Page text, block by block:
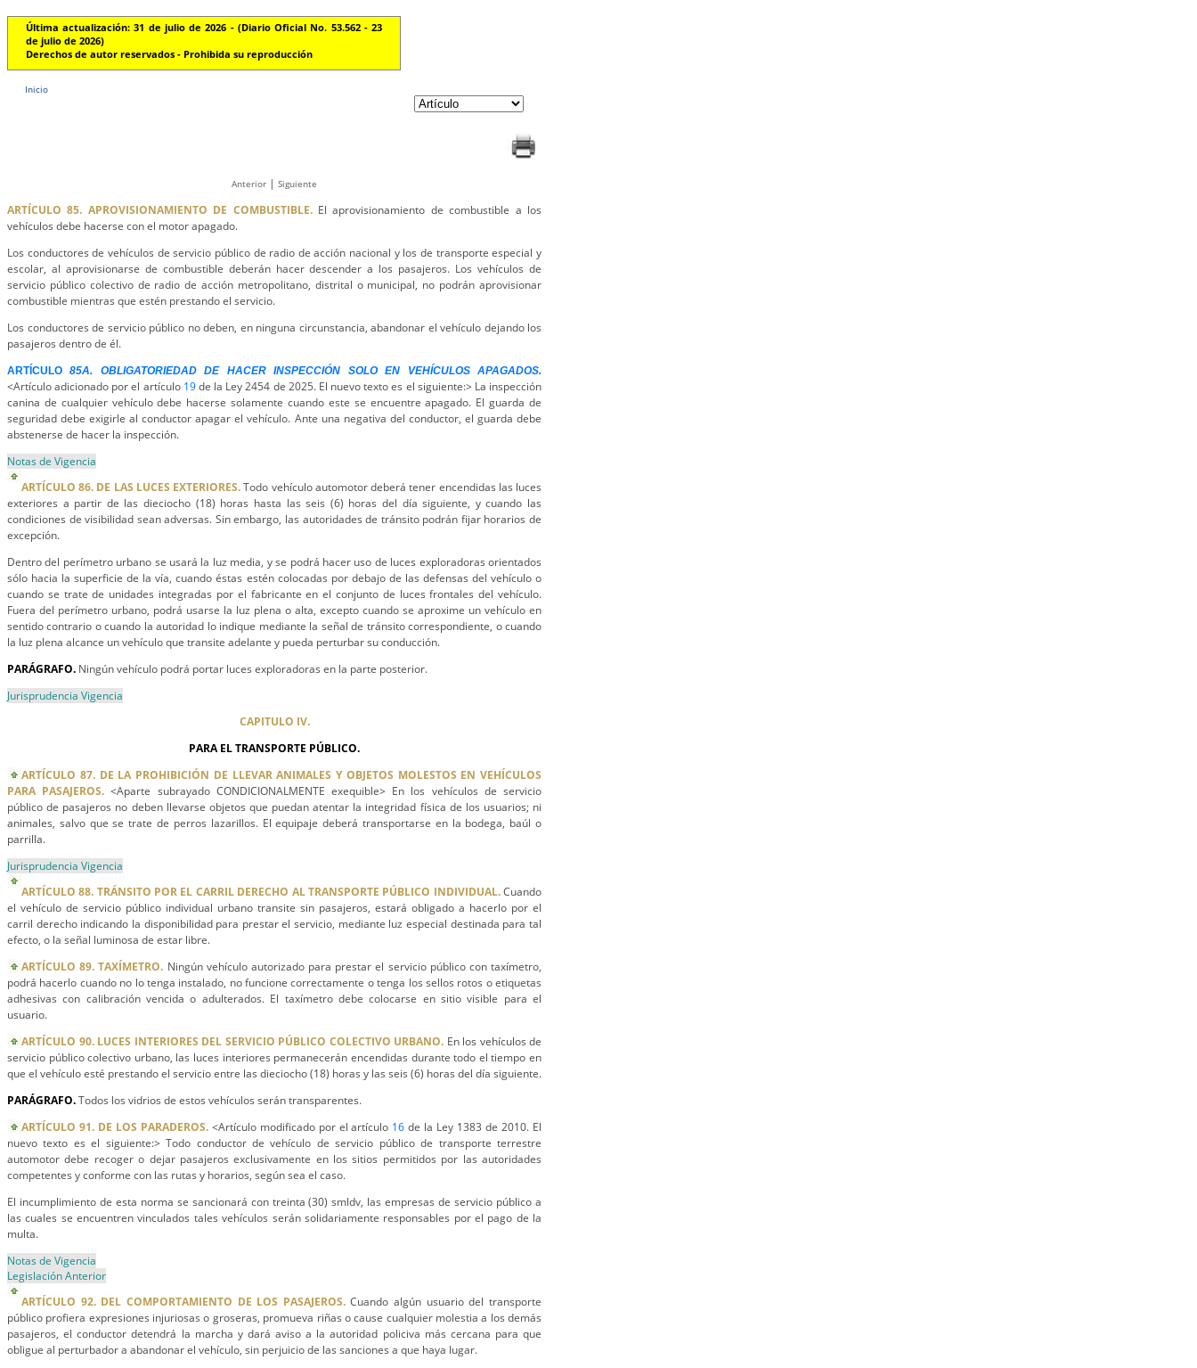
Última actualización: 31 de julio de 2026 - (Diario Oficial No. 53.562 - 23
de julio de 2026)
Derechos de autor reservados - Prohibida su reproducción
Inicio
Anterior | Siguiente
ARTÍCULO 85. APROVISIONAMIENTO DE COMBUSTIBLE.El aprovisionamiento de combustible a los
vehículos debe hacerse con el motor apagado.
Los conductores de vehículos de servicio público de radio de acción nacional y los de transporte especial y
escolar, al aprovisionarse de combustible deberán hacer descender a los pasajeros. Los vehículos de
servicio público colectivo de radio de acción metropolitano, distrital o municipal, no podrán aprovisionar
combustible mientras que estén prestando el servicio.
Los conductores de servicio público no deben, en ninguna circunstancia, abandonar el vehículo dejando los
pasajeros dentro de él.
ARTÍCULO85A. OBLIGATORIEDAD DE HACER INSPECCIÓN SOLO EN VEHÍCULOS APAGADOS.
<Artículo adicionado por el artículo 19de la Ley 2454 de 2025. El nuevo texto es el siguiente:> La inspección
canina de cualquier vehículo debe hacerse solamente cuando este se encuentre apagado. El guarda de
seguridad debe exigirle al conductor apagar el vehículo. Ante una negativa del conductor, el guarda debe
abstenerse de hacer la inspección.
Notas de Vigencia
ARTÍCULO 86. DE LAS LUCES EXTERIORES.Todo vehículo automotor deberá tener encendidas las luces
exteriores a partir de las dieciocho (18) horas hasta las seis (6) horas del día siguiente, y cuando las
condiciones de visibilidad sean adversas. Sin embargo, las autoridades de tránsito podrán fijar horarios de
excepción.
Dentro del perímetro urbano se usará la luz media, y se podrá hacer uso de luces exploradoras orientados
sólo hacia la superficie de la vía, cuando éstas estén colocadas por debajo de las defensas del vehículo o
cuando se trate de unidades integradas por el fabricante en el conjunto de luces frontales del vehículo.
Fuera del perímetro urbano, podrá usarse la luz plena o alta, excepto cuando se aproxime un vehículo en
sentido contrario o cuando la autoridad lo indique mediante la señal de tránsito correspondiente, o cuando
la luz plena alcance un vehículo que transite adelante y pueda perturbar su conducción.
PARÁGRAFO. Ningún vehículo podrá portar luces exploradoras en la parte posterior.
Jurisprudencia Vigencia
CAPITULO IV.
PARA EL TRANSPORTE PÚBLICO.
ARTÍCULO 87. DE LA PROHIBICIÓN DE LLEVAR ANIMALES Y OBJETOS MOLESTOS EN VEHÍCULOS
PARA PASAJEROS. <Aparte subrayado CONDICIONALMENTE exequible> En los vehículos de servicio
público de pasajeros no deben llevarse objetos que puedan atentar la integridad física de los usuarios; ni
animales, salvo que se trate de perros lazarillos. El equipaje deberá transportarse en la bodega, baúl o
parrilla.
Jurisprudencia Vigencia
ARTÍCULO 88. TRÁNSITO POR EL CARRIL DERECHO AL TRANSPORTE PÚBLICO INDIVIDUAL.Cuando
el vehículo de servicio público individual urbano transite sin pasajeros, estará obligado a hacerlo por el
carril derecho indicando la disponibilidad para prestar el servicio, mediante luz especial destinada para tal
efecto, o la señal luminosa de estar libre.
ARTÍCULO 89. TAXÍMETRO. Ningún vehículo autorizado para prestar el servicio público con taxímetro,
podrá hacerlo cuando no lo tenga instalado, no funcione correctamente o tenga los sellos rotos o etiquetas
adhesivas con calibración vencida o adulterados. El taxímetro debe colocarse en sitio visible para el
usuario.
ARTÍCULO 90. LUCES INTERIORES DEL SERVICIO PÚBLICO COLECTIVO URBANO. En los vehículos de
servicio público colectivo urbano, las luces interiores permanecerán encendidas durante todo el tiempo en
que el vehículo esté prestando el servicio entre las dieciocho (18) horas y las seis (6) horas del día siguiente.
PARÁGRAFO.Todos los vidrios de estos vehículos serán transparentes.
ARTÍCULO 91. DE LOS PARADEROS.<Artículo modificado por el artículo 16 de la Ley 1383 de 2010. El
nuevo texto es el siguiente:> Todo conductor de vehículo de servicio público de transporte terrestre
automotor debe recoger o dejar pasajeros exclusivamente en los sitios permitidos por las autoridades
competentes y conforme con las rutas y horarios, según sea el caso.
El incumplimiento de esta norma se sancionará con treinta (30) smldv, las empresas de servicio público a
las cuales se encuentren vinculados tales vehículos serán solidariamente responsables por el pago de la
multa.
Notas de Vigencia
Legislación Anterior
ARTÍCULO 92. DEL COMPORTAMIENTO DE LOS PASAJEROS.Cuando algún usuario del transporte
público profiera expresiones injuriosas o groseras, promueva riñas o cause cualquier molestia a los demás
pasajeros, el conductor detendrá la marcha y dará aviso a la autoridad policiva más cercana para que
obligue al perturbador a abandonar el vehículo, sin perjuicio de las sanciones a que haya lugar.